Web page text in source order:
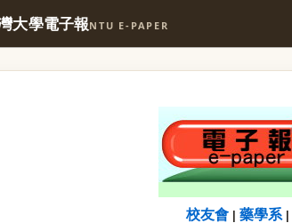
大學電子報NTU E-PAPER
校友會| 藥學系|